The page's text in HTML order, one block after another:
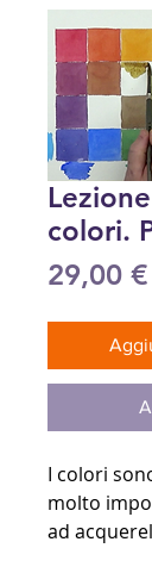
colori.
29,00 €
I colori
molto
ad